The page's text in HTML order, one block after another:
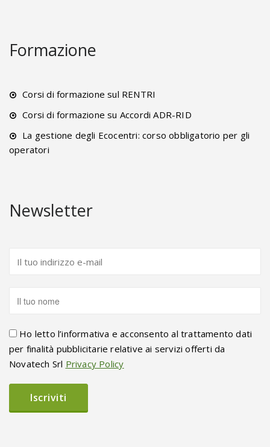
Formazione
Corsi di formazione sul RENTRI
Corsi di formazione su Accordi ADR-RID
La gestione degli Ecocentri: corso obbligatorio per gli
operatori
Newsletter
Ho letto l’informativa e acconsento al trattamento dati
per finalità pubblicitarie relative ai servizi offerti da
Novatech Srl Privacy Policy